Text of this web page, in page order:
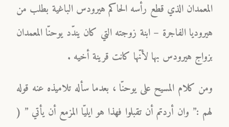
المعمدان الذي قطع رأسه الحاكم هيرودس الباغية بطلب من
هيروديا الفاجرة – ابنة زوجته التي كان يندّد يوحنّا المعمدان
بزواج هيرودس بها لأنّها كانت قرينة أخيه .
ومن كلام المسيح على يوحنّا ، بعدما سأله تلاميذه عنه قوله
لهم :” وان أردتم أن تقبلوا فهذا هو ايليّا المزمع أن يأتي ” (